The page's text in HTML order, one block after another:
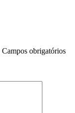
Campos obrigatórios